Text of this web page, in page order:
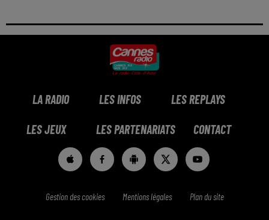
LA RADIO LES INFOS LES REPLAYS
LES JEUX LES PARTENARIATS CONTACT
Gestion des cookies Mentions légales Plan du site